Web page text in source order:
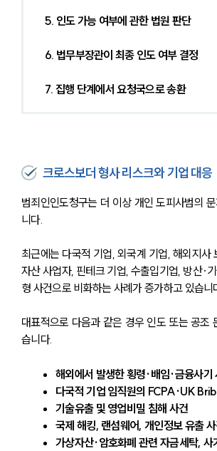
5. 인도 가능 여부에 관한 법원 판단
6. 법무부장관이 최종 인도 여부 결정
7. 집행 단계에서 요청국으로 송환
크로스보더 형사 리스크와 기업 대응
범죄인인도청구는 더 이상 개인 도피사범의
니다.
최근에는 다국적 기업, 외국계 기업, 해외지사
자산 사업자, 핀테크 기업, 수출입기업, 방산·
형 사건으로 비화하는 사례가 증가하고 있습니
대표적으로 다음과 같은 경우 인도 또는 공조
습니다.
해외에서 발생한 횡령·배임·금융사기
다국적 기업 임직원의 FCPA·UK
기술유출 및 영업비밀 침해 사건
국제 해킹, 랜섬웨어, 개인정보 유출
가상자산·암호화폐 관련 자금세탁, 사